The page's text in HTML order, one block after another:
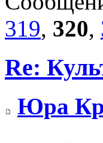
319, 320,
Re:
Юра